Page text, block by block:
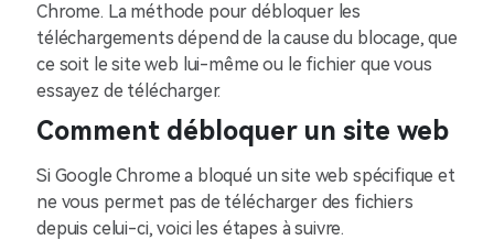
Chrome. La méthode pour débloquer les
téléchargements dépend de la cause du blocage, que
ce soit le site web lui-même ou le fichier que vous
essayez de télécharger.
Comment débloquer un site web
Si Google Chrome a bloqué un site web spécifique et
ne vous permet pas de télécharger des fichiers
depuis celui-ci, voici les étapes à suivre.